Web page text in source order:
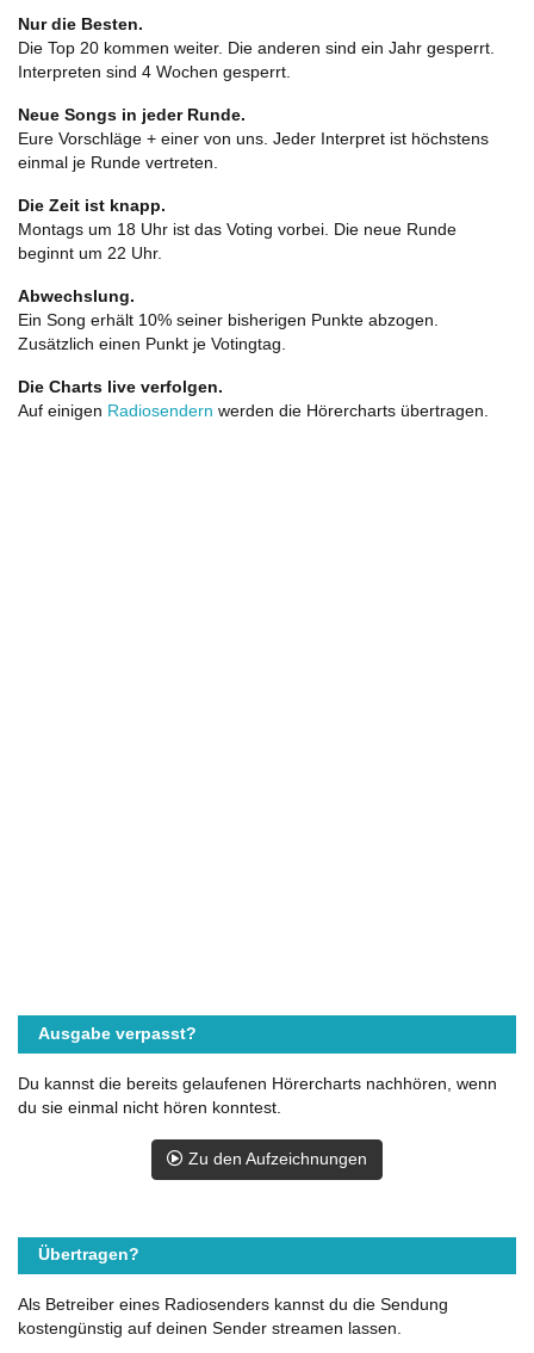
Nur die Besten.
Die Top 20 kommen weiter. Die anderen sind ein Jahr gesperrt.
Interpreten sind 4 Wochen gesperrt.
Neue Songs in jeder Runde.
Eure Vorschläge + einer von uns. Jeder Interpret ist höchstens
einmal je Runde vertreten.
Die Zeit ist knapp.
Montags um 18 Uhr ist das Voting vorbei. Die neue Runde
beginnt um 22 Uhr.
Abwechslung.
Ein Song erhält 10% seiner bisherigen Punkte abzogen.
Zusätzlich einen Punkt je Votingtag.
Die Charts live verfolgen.
Auf einigen Radiosendern werden die Hörercharts übertragen.
Ausgabe verpasst?
Du kannst die bereits gelaufenen Hörercharts nachhören, wenn
du sie einmal nicht hören konntest.
Zu den Aufzeichnungen
Übertragen?
Als Betreiber eines Radiosenders kannst du die Sendung
kostengünstig auf deinen Sender streamen lassen.